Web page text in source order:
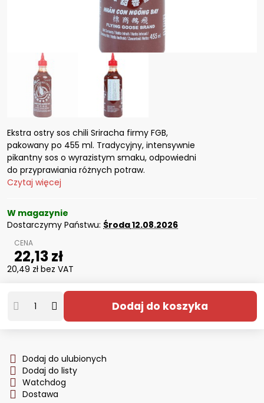
Ekstra ostry sos chili Sriracha firmy FGB,
pakowany po 455 ml. Tradycyjny, intensywnie
pikantny sos o wyrazistym smaku, odpowiedni
do przyprawiania różnych potraw.
Czytaj więcej
W magazynie
Dostarczymy Państwu: Środa12.08.2026
22,13 zł
20,49 zł bez VAT
Dodaj do koszyka
Dodaj do ulubionych
Dodaj do listy
Watchdog
Dostawa